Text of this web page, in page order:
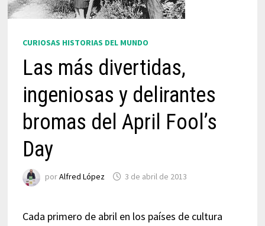
CURIOSAS HISTORIAS DEL MUNDO
Las más divertidas,
ingeniosas y delirantes
bromas del April Fool’s
Day
porAlfred López 3 de abril de 2013
Cada primero de abril en los países de cultura